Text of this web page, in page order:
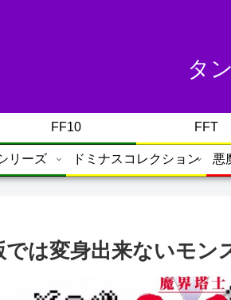
タ
FF10 FFT
リーズ ドミナスコレクション 悪
では変身出来ないモン